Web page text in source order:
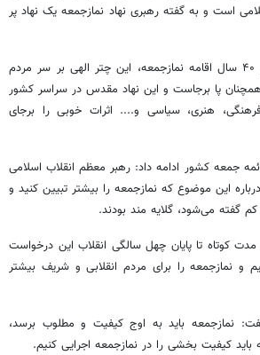
است و به گفته رهبری نهاد نمازجمعه یک نهاد پر
وی خاطر نشان کرد: بعد از ۴۰ سال اقامه نمازجمعه، این چتر الهی بر سر مردم
همچنان پا برجاست و این نهاد مقدس در سراسر کشور
هنری، سیاسی و.... اثرات خوبی را برجای
جمعه کشور ادامه داد: رهبر معظم انقلاب اسلامی
این موضوع که نمازجمعه را بیشتر تبیین کنید و
کم گفته می‌شود، گلایه مند بودند.
مدت کوتاه تا پایان چهل سالگی انقلاب این درخواست
و نمازجمعه را برای مردم انقلابی و شریف بیشتر
نمازجمعه باید به اوج کیفیت و مطلوب برسد،
کیفیت بخشی را در نمازجمعه اجرایی کنیم.